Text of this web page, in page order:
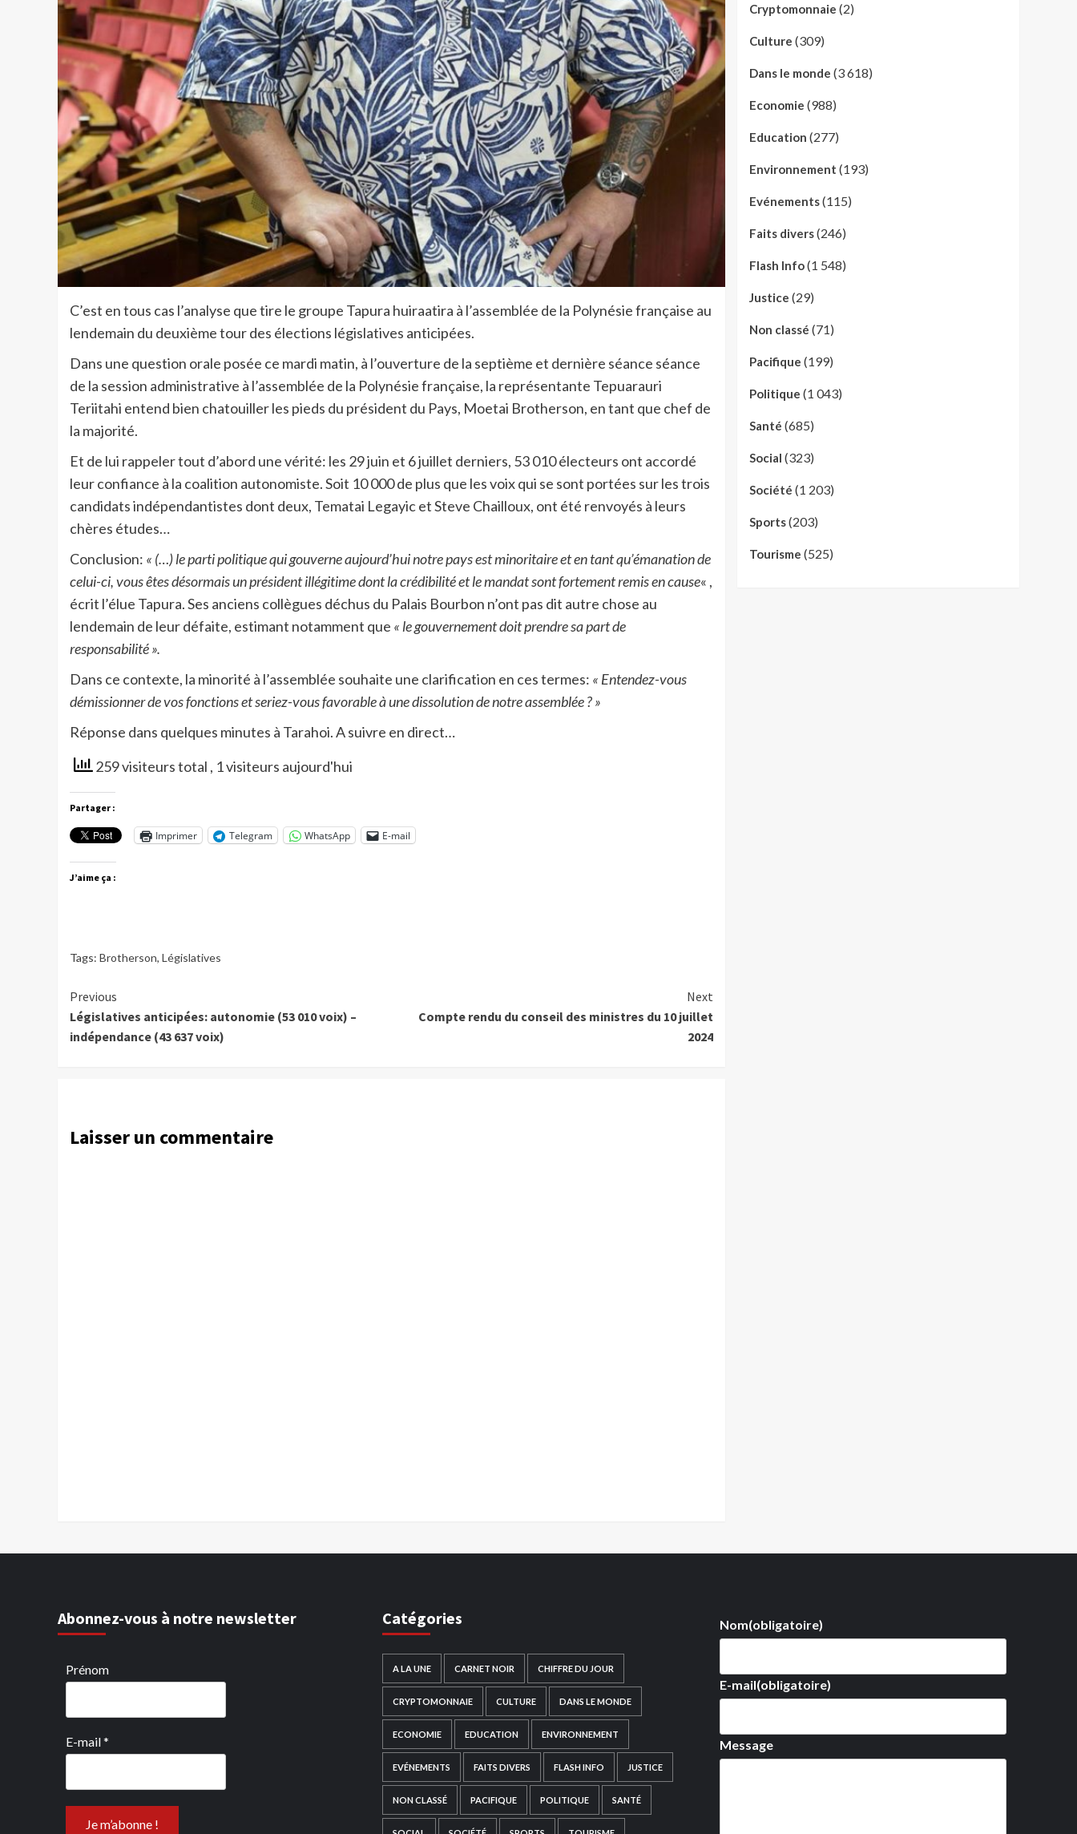
C’est en tous cas l’analyse que tire le groupe Tapura huiraatira à l’assemblée de la Polynésie française au
lendemain du deuxième tour des élections législatives anticipées.
Dans une question orale posée ce mardi matin, à l’ouverture de la septième et dernière séance séance
de la session administrative à l’assemblée de la Polynésie française, la représentante Tepuarauri
Teriitahi entend bien chatouiller les pieds du président du Pays, Moetai Brotherson, en tant que chef de
la majorité.
Et de lui rappeler tout d’abord une vérité: les 29 juin et 6 juillet derniers, 53 010 électeurs ont accordé
leur confiance à la coalition autonomiste. Soit 10 000 de plus que les voix qui se sont portées sur les trois
candidats indépendantistes dont deux, Tematai Legayic et Steve Chailloux, ont été renvoyés à leurs
chères études…
Conclusion: « (…) le parti politique qui gouverne aujourd’hui notre pays est minoritaire et en tant qu’émanation de
celui-ci, vous êtes désormais un président illégitime dont la crédibilité et le mandat sont fortement remis en cause« ,
écrit l’élue Tapura. Ses anciens collègues déchus du Palais Bourbon n’ont pas dit autre chose au
lendemain de leur défaite, estimant notamment que « le gouvernement doit prendre sa part de
responsabilité ».
Dans ce contexte, la minorité à l’assemblée souhaite une clarification en ces termes: « Entendez-vous
démissionner de vos fonctions et seriez-vous favorable à une dissolution de notre assemblée ? »
Réponse dans quelques minutes à Tarahoi. A suivre en direct…
259 visiteurs total , 1 visiteurs aujourd'hui
Partager :
Imprimer Telegram WhatsApp E-mail
J’aime ça :
Tags: Brotherson, Législatives
Continue
Reading
Previous
Législatives anticipées: autonomie (53 010 voix) –
indépendance (43 637 voix)
Next
Compte rendu du conseil des ministres du 10 juillet
2024
Laisser un commentaire
Cryptomonnaie (2)
Culture (309)
Dans le monde (3 618)
Economie (988)
Education (277)
Environnement (193)
Evénements(115)
Faits divers(246)
Flash Info(1 548)
Justice (29)
Non classé (71)
Pacifique (199)
Politique (1 043)
Santé (685)
Social (323)
Société (1 203)
Sports(203)
Tourisme (525)
Abonnez-vous à notre newsletter
Prénom
E-mail*
Catégories
A LA UNE CARNET NOIR CHIFFRE DU JOUR
CRYPTOMONNAIE CULTURE DANS LE MONDE
ECONOMIE EDUCATION ENVIRONNEMENT
EVÉNEMENTS FAITS DIVERS FLASH INFO JUSTICE
NON CLASSÉ PACIFIQUE POLITIQUE SANTÉ
Nom(obligatoire)
E-mail(obligatoire)
Message